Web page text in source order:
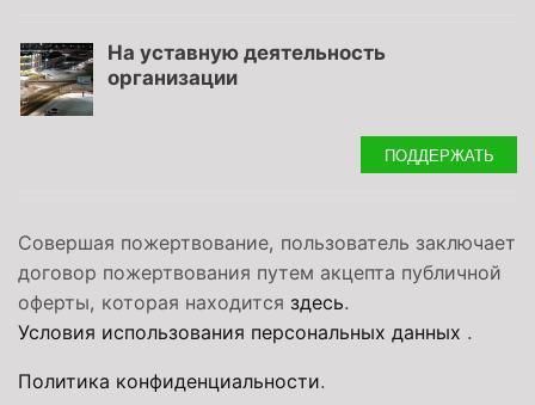
На уставную деятельность
организации
ПОДДЕРЖАТЬ
Совершая пожертвование, пользователь заключает
договор пожертвования путем акцепта публичной
оферты, которая находится здесь.
Условия использования персональных данных .
Политика конфиденциальности.